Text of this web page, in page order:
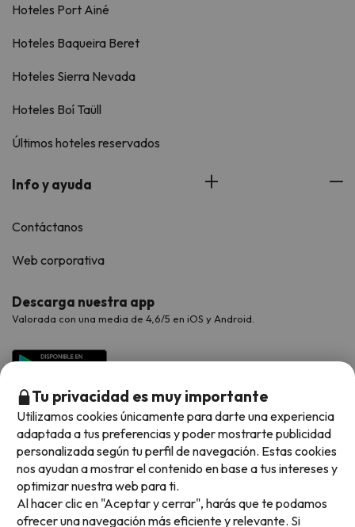
Hoteles Port Ainé
Hoteles Baqueira Beret
Hoteles Sierra Nevada
Hoteles Boí Taüll
Últimos hoteles reservados
Info y ayuda
Contáctanos
Web corporativa
Descarga nuestra app
Valorada con una media de 4,6/5 en iOS y Android.
Métodos de pago disponibles
Tu privacidad es muy importante
Utilizamos cookies únicamente para darte una experiencia
adaptada a tus preferencias y poder mostrarte publicidad
personalizada según tu perfil de navegación. Estas cookies
nos ayudan a mostrar el contenido en base a tus intereses y
optimizar nuestra web para ti.
Al hacer clic en "Aceptar y cerrar", harás que te podamos
ofrecer una navegación más eficiente y relevante. Si